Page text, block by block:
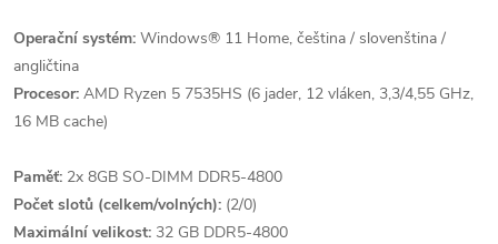
Operační systém: Windows® 11 Home, čeština / slovenština /
angličtina
Procesor: AMD Ryzen 5 7535HS (6 jader, 12 vláken, 3,3/4,55 GHz,
16 MB cache)
Paměť: 2x 8GB SO-DIMM DDR5-4800
Počet slotů (celkem/volných): (2/0)
Maximální velikost: 32 GB DDR5-4800